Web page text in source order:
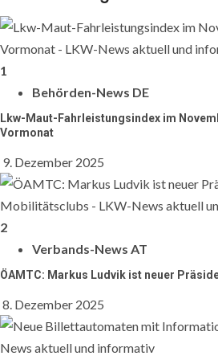
1
Behörden-News DE
Lkw-Maut-Fahrleistungsindex im
Vormonat
9. Dezember 2025
2
Verbands-News AT
ÖAMTC: Markus Ludvik ist neuer
8. Dezember 2025